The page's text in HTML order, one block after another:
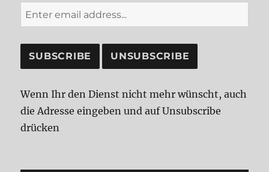
Wenn Ihr den Dienst nicht mehr wünscht, auch
die Adresse eingeben und auf Unsubscribe
drücken